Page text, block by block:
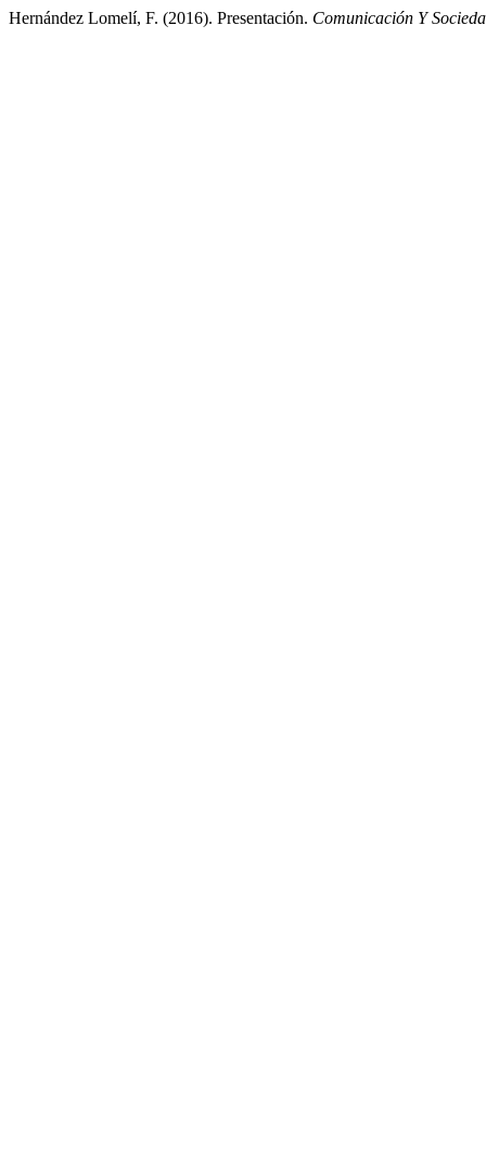
Hernández Lomelí, F. (2016). Presentación. Comunicación Y